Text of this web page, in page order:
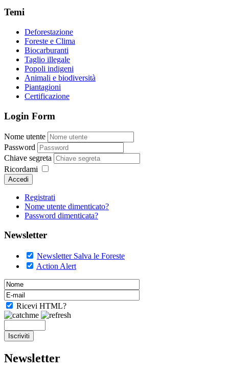
Temi
Deforestazione
Foreste e Clima
Biocarburanti
Taglio illegale
Popoli indigeni
Animali e biodiversità
Piantagioni
Certificazione
Login Form
Nome utente
Password
Chiave segreta
Ricordami
Accedi
Registrati
Nome utente dimenticato?
Password dimenticata?
Newsletter
Newsletter Salva le Foreste
Action Alert
Ricevi HTML?
Newsletter